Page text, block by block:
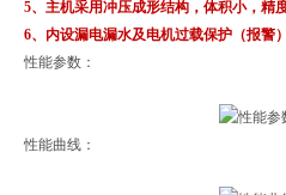
5、主机采用冲压成形结构，体积小，精
6、内设漏电漏水及电机过载保护（报警
性能参数：
性能曲线：